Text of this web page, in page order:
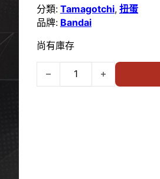
分類: Tamagotchi, 扭蛋
品牌: Bandai
尚有庫存
BANDAI扭蛋